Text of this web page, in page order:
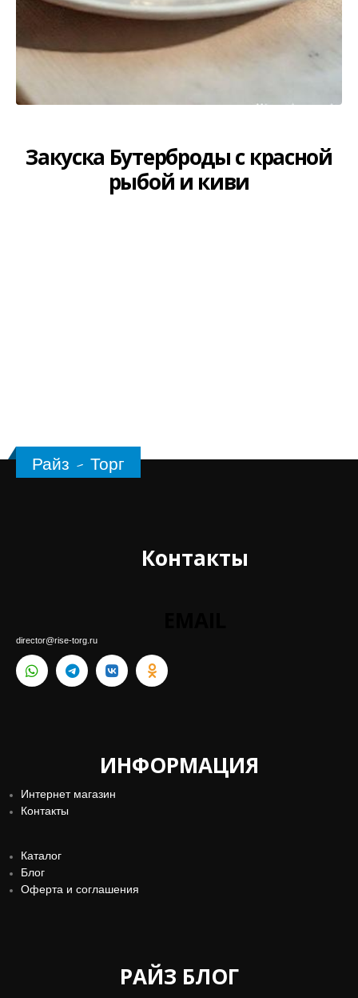
Закуска Кабачки по-корейски
на зиму
ИНФОРМАЦИЯ
Интернет магазин
Оферта и соглашения
Ваш источник вдохновения в мире кулинарии! Здесь вы